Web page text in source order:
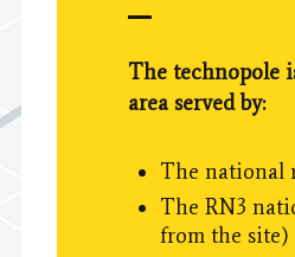
The technopole
area served by:
The national
The RN3
from the site)